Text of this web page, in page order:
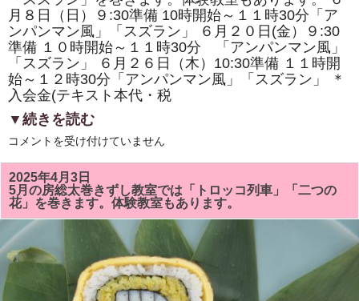
ン
グ・
房
総
太
巻
き
寿
司
験」
掲
さ
れ
ま
し
た！！
は
月８日（日）９:30準備 10時開始～１１時30分「ア
ンパンマン風」「スズラン」 ６月２０日(金）９:30
準備 １０時開始～１１時30分 「アンパンマン風」
「スズラン」 ６月２６日（木）10:30準備 １１時開
始～１２時30分「アンパンマン風」「スズラン」 ＊
入会金(テキスト本代・税
▼続きを読む
6
の
房
総
太
巻
き
ず
し
教
室
で
コメントを受け付けていません
2025年4月3日
5月の房総太巻きずし教室では「トロッコ列車」「二つの
花」を巻きます。体験教室もあります。